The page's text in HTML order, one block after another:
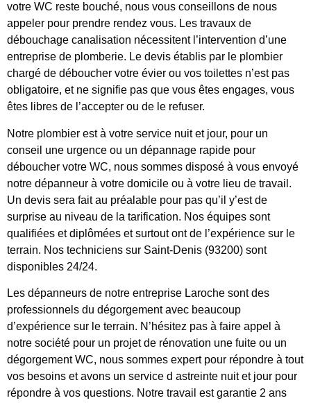
votre WC reste bouché, nous vous conseillons de nous
appeler pour prendre rendez vous. Les travaux de
débouchage canalisation nécessitent l’intervention d’une
entreprise de plomberie. Le devis établis par le plombier
chargé de déboucher votre évier ou vos toilettes n’est pas
obligatoire, et ne signifie pas que vous êtes engages, vous
êtes libres de l’accepter ou de le refuser.
Notre plombier est à votre service nuit et jour, pour un
conseil une urgence ou un dépannage rapide pour
déboucher votre WC, nous sommes disposé à vous envoyé
notre dépanneur à votre domicile ou à votre lieu de travail.
Un devis sera fait au préalable pour pas qu’il y’est de
surprise au niveau de la tarification. Nos équipes sont
qualifiées et diplômées et surtout ont de l’expérience sur le
terrain. Nos techniciens sur Saint-Denis (93200) sont
disponibles 24/24.
Les dépanneurs de notre entreprise Laroche sont des
professionnels du dégorgement avec beaucoup
d’expérience sur le terrain. N’hésitez pas à faire appel à
notre société pour un projet de rénovation une fuite ou un
dégorgement WC, nous sommes expert pour répondre à tout
vos besoins et avons un service d astreinte nuit et jour pour
répondre à vos questions. Notre travail est garantie 2 ans